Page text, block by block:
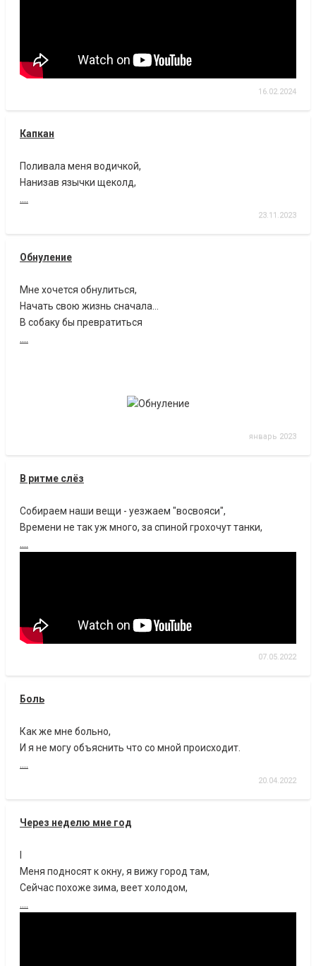
16.02.2024
Капкан
Поливала меня водичкой,
Нанизав язычки щеколд,
23.11.2023
Обнуление
Мне хочется обнулиться,
Начать свою жизнь сначала…
В собаку бы превратиться
январь 2023
В ритме слёз
Собираем наши вещи - уезжаем "восвояси",
Времени не так уж много, за спиной грохочут танки,
07.05.2022
Боль
Как же мне больно,
И я не могу объяснить что со мной происходит.
20.04.2022
Через неделю мне год
Меня подносят к окну, я вижу город там,
Сейчас похоже зима, веет холодом,